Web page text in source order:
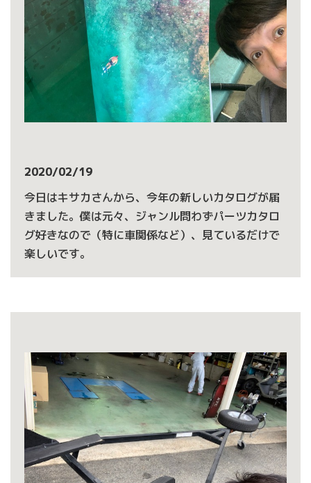
2020/02/19
今日はキサカさんから、今年の新しいカタログが届
きました。僕は元々、ジャンル問わずパーツカタロ
グ好きなので（特に車関係など）、見ているだけで
楽しいです。